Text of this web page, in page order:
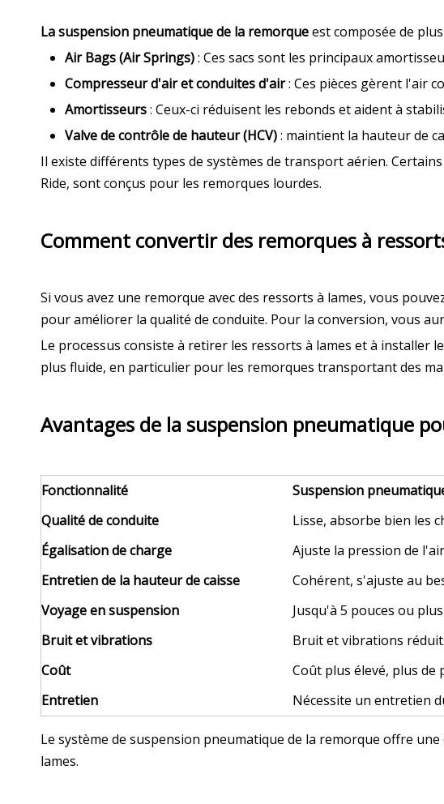
La suspension pneumatique de la remorqueest composée de
Air Bags (Air Springs): Ces sacs sont les principaux
Compresseur d'air et conduites d'air: Ces pièces gèrent l'air
Amortisseurs: Ceux-ci réduisent les rebonds et aident à
Valve de contrôle de hauteur (HCV): maintient la hauteur de
Il existe différents types de systèmes de transport aérien.
Ride, sont conçus pour les remorques lourdes.
Comment convertir des remorques à
Si vous avez une remorque avec des ressorts à lames, vous
pour améliorer la qualité de conduite. Pour la conversion, vous
Le processus consiste à retirer les ressorts à lames et à installer
plus fluide, en particulier pour les remorques transportant des
Avantages de la suspension pneumatique
Fonctionnalité Suspension
Qualité de conduite
Lisse, absorbe bien les
Égalisation de charge
Ajuste la pression de
Entretien de la hauteur de caisse
Cohérent, s'ajuste au
Voyage en suspension
Jusqu'à 5 pouces ou plus
Bruit et vibrations
Bruit et vibrations
Coût
Coût plus élevé, plus de
Entretien
Nécessite un entretien
Le système de suspension pneumatique de la remorque offre
lames.